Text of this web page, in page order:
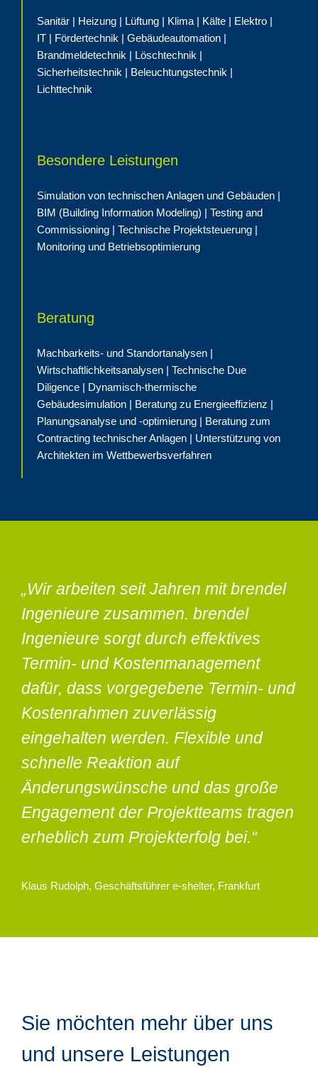
Sanitär | Heizung | Lüftung | Klima | Kälte | Elektro |
IT | Fördertechnik | Gebäudeautomation |
Brandmeldetechnik | Löschtechnik |
Sicherheitstechnik | Beleuchtungstechnik |
Lichttechnik
Besondere Leistungen
Simulation von technischen Anlagen und Gebäuden |
BIM (Building Information Modeling) | Testing and
Commissioning | Technische Projektsteuerung |
Monitoring und Betriebsoptimierung
Beratung
Machbarkeits- und Standortanalysen |
Wirtschaftlichkeitsanalysen | Technische Due
Diligence | Dynamisch-thermische
Gebäudesimulation | Beratung zu Energieeffizienz |
Planungsanalyse und -optimierung | Beratung zum
Contracting technischer Anlagen | Unterstützung von
Architekten im Wettbewerbsverfahren
„Wir arbeiten seit Jahren mit brendel
Ingenieure zusammen. brendel
Ingenieure sorgt durch effektives
Termin- und Kostenmanagement
dafür, dass vorgegebene Termin- und
Kostenrahmen zuverlässig
eingehalten werden. Flexible und
schnelle Reaktion auf
Änderungswünsche und das große
Engagement der Projektteams tragen
erheblich zum Projekterfolg bei.“
Klaus Rudolph, Geschäftsführer e-shelter, Frankfurt
Sie möchten mehr über uns
und unsere Leistungen